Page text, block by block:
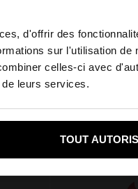
d'offrir des
sur l'utilisation de
celles-ci avec
leurs services.
TOUT
notre site au
Oui, dirigez-moi